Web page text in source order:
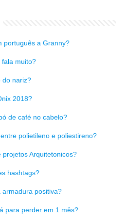
português a Granny?
fala muito?
do nariz?
2018?
de café no cabelo?
polietileno e poliestireno?
projetos Arquitetonicos?
hashtags?
armadura positiva?
para perder em 1 mês?